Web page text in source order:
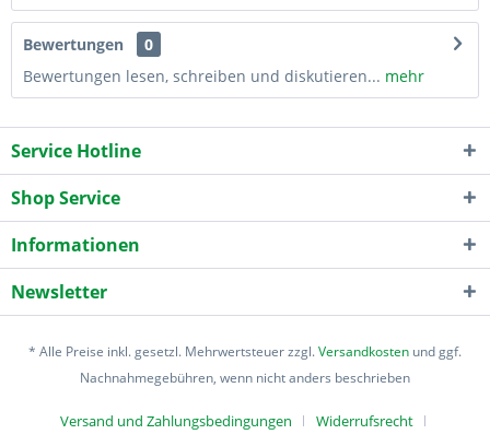
Bewertungen
0
Bewertungen lesen, schreiben und diskutieren... mehr
Service Hotline
Shop Service
Informationen
Newsletter
* Alle Preise inkl. gesetzl. Mehrwertsteuer zzgl.Versandkosten und ggf.
Nachnahmegebühren, wenn nicht anders beschrieben
Versand und Zahlungsbedingungen Widerrufsrecht